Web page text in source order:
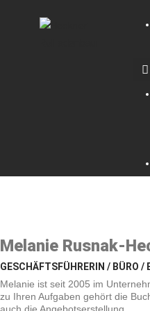
Melanie Rusnak-
GESCHÄFTSFÜHRERIN / BÜRO /
Melanie ist seit 2005 im
zu Ihren Aufgaben gehört die